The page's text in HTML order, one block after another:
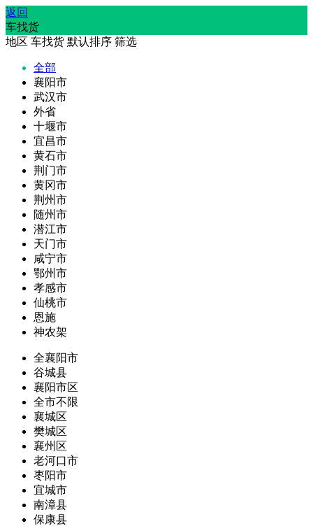
返回
车找货
地区 车找货 默认排序 筛选
全部
襄阳市
武汉市
外省
十堰市
宜昌市
黄石市
荆门市
黄冈市
荆州市
随州市
潜江市
天门市
咸宁市
鄂州市
孝感市
仙桃市
恩施
神农架
全襄阳市
谷城县
襄阳市区
全市不限
襄城区
樊城区
襄州区
老河口市
枣阳市
宜城市
南漳县
保康县